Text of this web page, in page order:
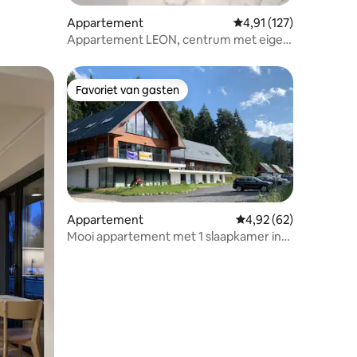
Appartement Gemiddelde
4,91 (127)
Appartement LEON, centrum met eigen
Favoriet van gasten
Favoriet van gasten
Appartement Gemiddelde
4,92 (62)
Mooi appartement met 1 slaapkamer in